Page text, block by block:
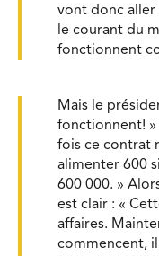
vont donc aller
le courant du
fonctionnent
Mais le
fonctionnent! »
fois ce contrat
alimenter 600
600 000. »
est clair : «
affaires.
commencent, il